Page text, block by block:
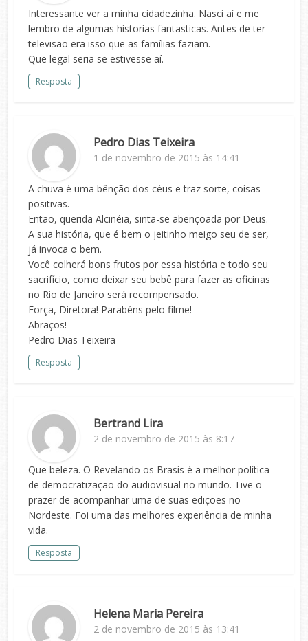
Interessante ver a minha cidadezinha. Nasci aí e me
lembro de algumas historias fantasticas. Antes de ter
televisão era isso que as famílias faziam.
Que legal seria se estivesse aí.
Resposta
Pedro Dias Teixeira
1 de novembro de 2015 às 14:41
A chuva é uma bênção dos céus e traz sorte, coisas
positivas.
Então, querida Alcinéia, sinta-se abençoada por Deus.
A sua história, que é bem o jeitinho meigo seu de ser,
já invoca o bem.
Você colherá bons frutos por essa história e todo seu
sacrifício, como deixar seu bebê para fazer as oficinas
no Rio de Janeiro será recompensado.
Força, Diretora! Parabéns pelo filme!
Abraços!
Pedro Dias Teixeira
Resposta
Bertrand Lira
2 de novembro de 2015 às 8:17
Que beleza. O Revelando os Brasis é a melhor política
de democratização do audiovisual no mundo. Tive o
prazer de acompanhar uma de suas edições no
Nordeste. Foi uma das melhores experiência de minha
vida.
Resposta
Helena Maria Pereira
2 de novembro de 2015 às 13:41